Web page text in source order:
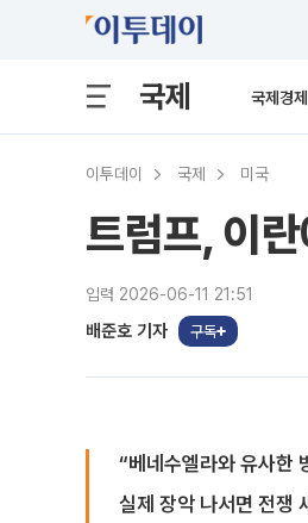
국제 국제경제
이투데이 국제 미국
트럼프, 이
입력 2026-06-11 21:51
배준호 기자 구독
“베네수엘라와 유사한
실제 장악 나서면 전쟁